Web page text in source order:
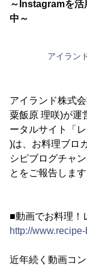
～Instagramを活
中～
アイラン
アイランド株式
粟飯原 理咲)が運
ータルサイト「
)は、お料理ブロ
シピブログチャ
とをご報告します
■動画でお料理！
http://
近年続く動画コ